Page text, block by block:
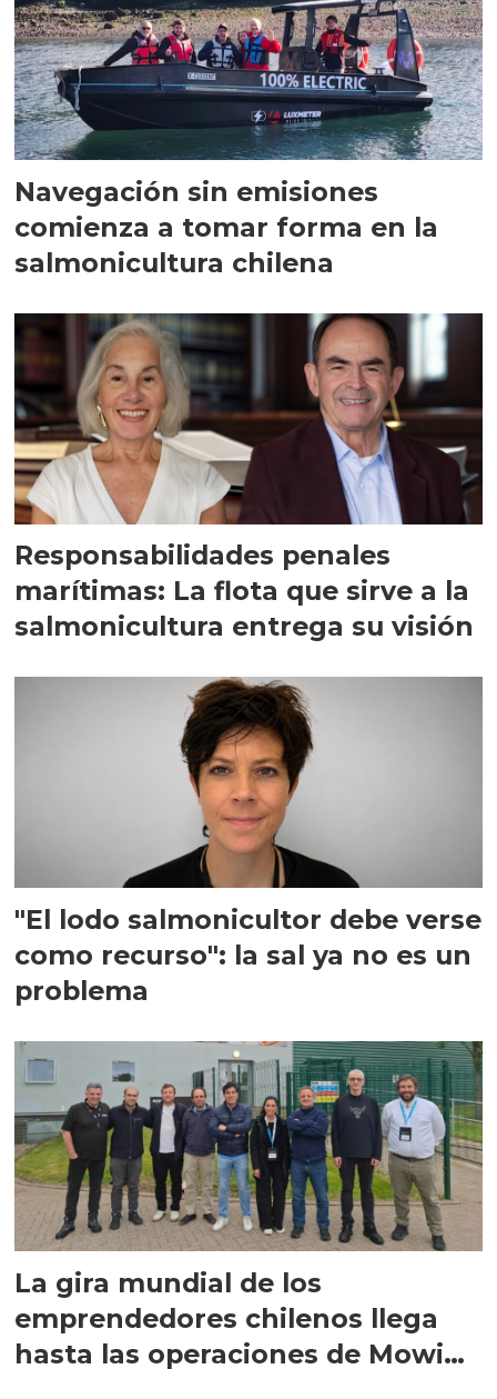
Navegación sin emisiones
comienza a tomar forma en la
salmonicultura chilena
Responsabilidades penales
marítimas: La flota que sirve a la
salmonicultura entrega su visión
"El lodo salmonicultor debe verse
como recurso": la sal ya no es un
problema
La gira mundial de los
emprendedores chilenos llega
hasta las operaciones de Mowi